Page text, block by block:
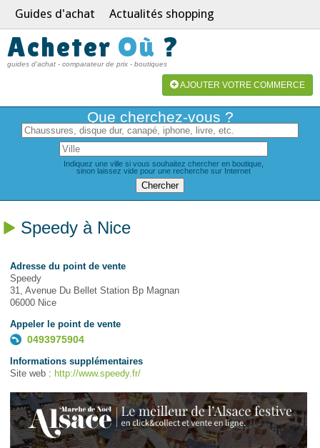
Guides d'achat Actualités shopping
Acheter Où ?
guides d'achat - comparateur de prix - boutiques
AJOUTER VOTRE COMMERCE
Que cherchez-vous ?
Indiquez une ville si vous souhaitez chercher en boutique,
sinon laissez vide pour une recherche sur Internet
Speedy à Nice
Adresse du point de vente
Speedy
31, Avenue Du Bellet Station Bp Magnan
06000 Nice
Appeler le point de vente
0493975904
Informations supplémentaires
Site web : http://www.speedy.fr/